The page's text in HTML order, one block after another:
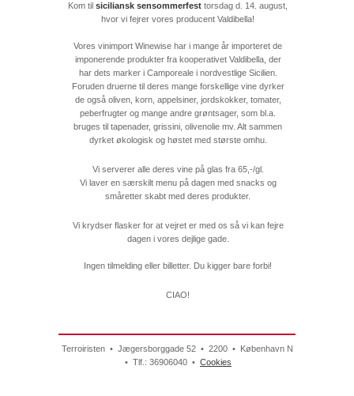
Kom til siciliansk sensommerfest torsdag d. 14. august,
hvor vi fejrer vores producent Valdibella!
Vores vinimport Winewise har i mange år importeret de
imponerende produkter fra kooperativet Valdibella, der
har dets marker i Camporeale i nordvestlige Sicilien.
Foruden druerne til deres mange forskellige vine dyrker
de også oliven, korn, appelsiner, jordskokker, tomater,
peberfrugter og mange andre grøntsager, som bl.a.
bruges til tapenader, grissini, olivenolie mv. Alt sammen
dyrket økologisk og høstet med største omhu.
Vi serverer alle deres vine på glas fra 65,-/gl.
Vi laver en særskilt menu på dagen med snacks og
småretter skabt med deres produkter.
Vi krydser flasker for at vejret er med os så vi kan fejre
dagen i vores dejlige gade.
Ingen tilmelding eller billetter. Du kigger bare forbi!
CIAO!
Terroiristen • Jægersborggade 52 • 2200 • København N
• Tlf.: 36906040 • Cookies